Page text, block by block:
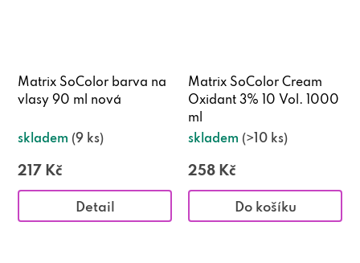
Matrix SoColor barva na
vlasy 90 ml nová
skladem (9 ks)
217 Kč
Detail
Matrix SoColor Cream
Oxidant 3% 10 Vol. 1000
ml
skladem (>10 ks)
258 Kč
Do košíku